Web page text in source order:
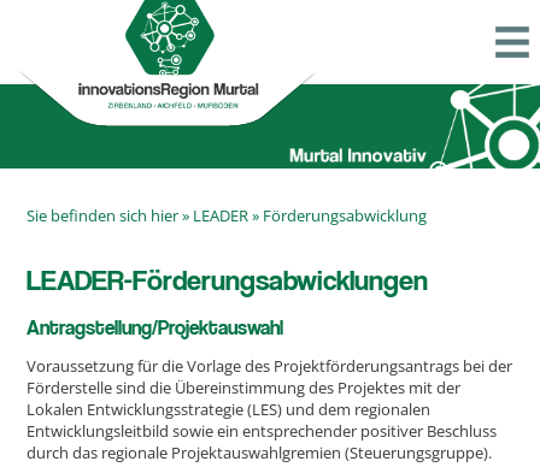
Sie befinden sich hier » LEADER» Förderungsabwicklung
LEADER-Förderungsabwicklungen
Antragstellung/Projektauswahl
Voraussetzung für die Vorlage des Projektförderungsantrags bei der
Förderstelle sind die Übereinstimmung des Projektes mit der
Lokalen Entwicklungsstrategie (LES) und dem regionalen
Entwicklungsleitbild sowie ein entsprechender positiver Beschluss
durch das regionale Projektauswahlgremien (Steuerungsgruppe).